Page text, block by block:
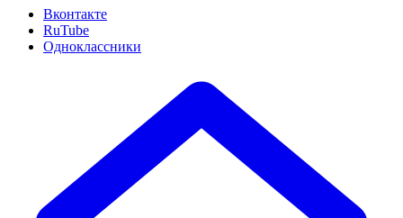
Вконтакте
RuTube
Одноклассники